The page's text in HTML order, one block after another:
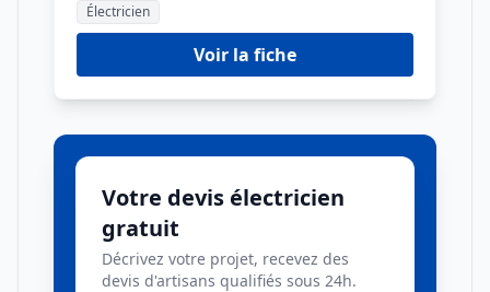
Électricien
Voir la fiche
Votre devis électricien
gratuit
Décrivez votre projet, recevez des
devis d'artisans qualifiés sous 24h.